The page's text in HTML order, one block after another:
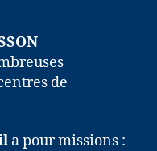
de
a pour missions :